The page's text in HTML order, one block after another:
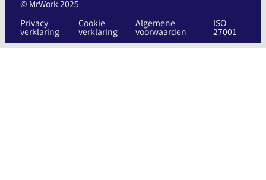
© MrWork 2025
Privacy
verklaring
Cookie
verklaring
Algemene
voorwaarden
ISO
27001